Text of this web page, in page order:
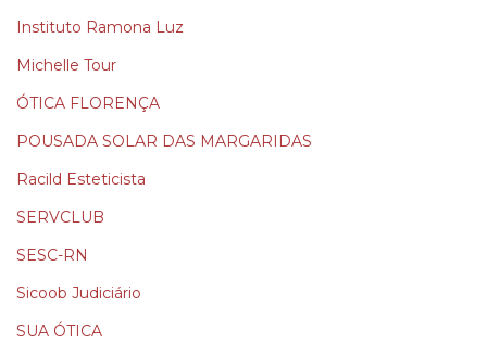
Instituto Ramona Luz
Michelle Tour
ÓTICA FLORENÇA
POUSADA SOLAR DAS MARGARIDAS
Racild Esteticista
SERVCLUB
SESC-RN
Sicoob Judiciário
SUA ÓTICA